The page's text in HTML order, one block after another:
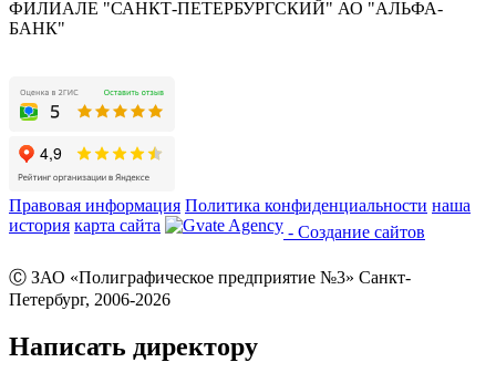
ФИЛИАЛЕ "САНКТ-ПЕТЕРБУРГСКИЙ" АО "АЛЬФА-
БАНК"
Правовая информация Политика конфиденциальности наша
история карта сайта - Создание сайтов
Ⓒ ЗАО «Полиграфическое предприятие №3» Санкт-
Петербург, 2006-2026
Написать директору